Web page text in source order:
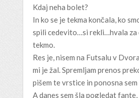
Kdaj neha bolet?
In ko se je tekma končala, ko
spili cedevito…si rekli…hvala
tekmo.
Res je, nisem na Futsalu v
mi je žal. Spremljam prenos
pišem te vrstice in ponosna sem
A danes sem šla pogledat